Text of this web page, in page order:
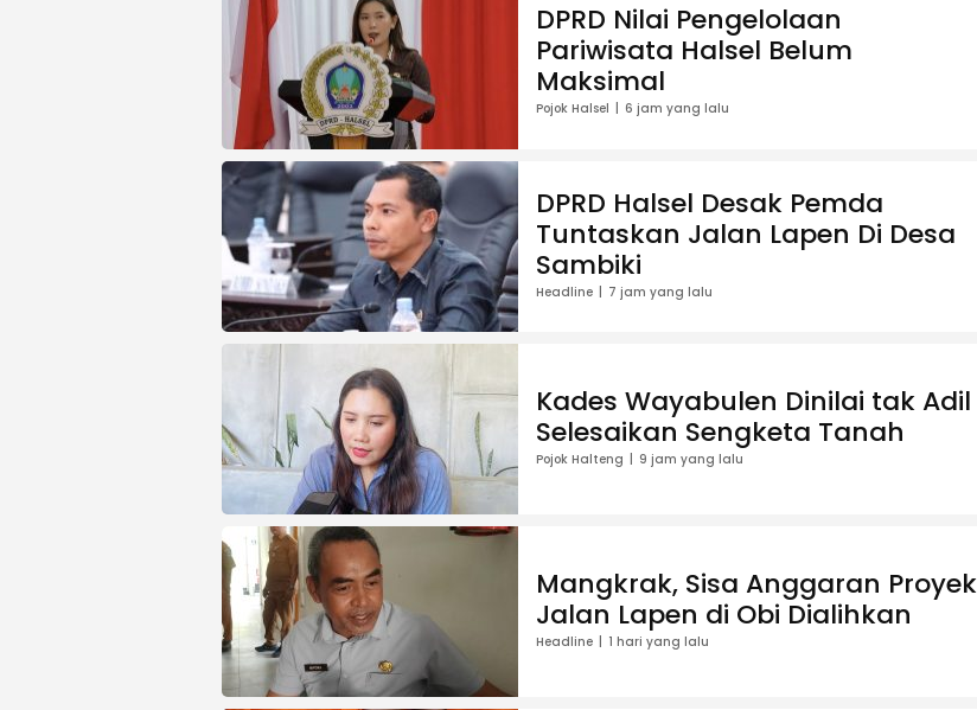
DPRD Nilai Pengelolaan
Pariwisata Halsel Belum
Maksimal
Pojok Halsel 6 jam yang lalu
DPRD Halsel Desak Pemda
Tuntaskan Jalan Lapen Di Desa
Sambiki
Headline 7 jam yang lalu
Kades Wayabulen Dinilai tak Adil
Selesaikan Sengketa Tanah
Pojok Halteng 9 jam yang lalu
Mangkrak, Sisa Anggaran Proyek
Jalan Lapen di Obi Dialihkan
Headline 1 hari yang lalu